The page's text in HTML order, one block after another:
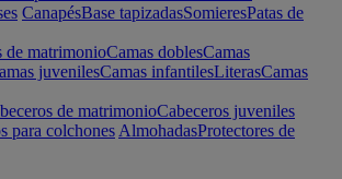
CanapésBase tapizadasSomieresPatas de
de matrimonioCamas doblesCamas
juvenilesCamas infantilesLiterasCamas
de matrimonioCabeceros juveniles
para colchones AlmohadasProtectores de